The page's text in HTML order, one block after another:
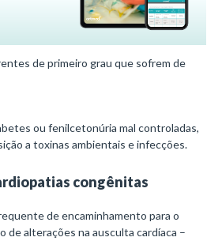
de primeiro grau que sofrem de
ou fenilcetonúria mal controladas,
a toxinas ambientais e infecções.
congênitas
de encaminhamento para o
de alterações na ausculta cardíaca –